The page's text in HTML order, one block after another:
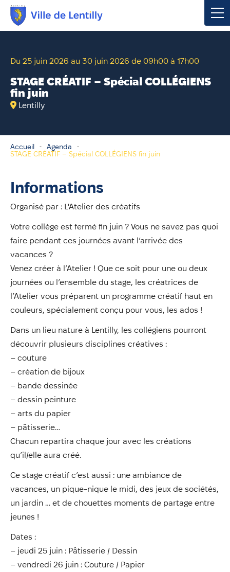
Du 25 juin 2026 au 30 juin 2026 de 09h00 à 17h00
STAGE CRÉATIF – Spécial COLLÉGIENS
fin juin
Lentilly
Accueil
Agenda
STAGE CRÉATIF – Spécial COLLÉGIENS fin juin
Informations
Organisé par : L'Atelier des créatifs
Votre collège est fermé fin juin ? Vous ne savez pas quoi
faire pendant ces journées avant l’arrivée des
vacances ?
Venez créer à l’Atelier ! Que ce soit pour une ou deux
journées ou l’ensemble du stage, les créatrices de
l’Atelier vous préparent un programme créatif haut en
couleurs, spécialement conçu pour vous, les ados !
Dans un lieu nature à Lentilly, les collégiens pourront
découvrir plusieurs disciplines créatives :
– couture
– création de bijoux
– bande dessinée
– dessin peinture
– arts du papier
– pâtisserie…
Chacun repartira chaque jour avec les créations
qu’il/elle aura créé.
Ce stage créatif c’est aussi : une ambiance de
vacances, un pique-nique le midi, des jeux de sociétés,
un jardin … et de chouettes moments de partage entre
jeunes !
Dates :
– jeudi 25 juin : Pâtisserie / Dessin
– vendredi 26 juin : Couture / Papier
Vivre à Lentilly
Loisirs, Culture & Sport
Contacter votre mairie
Annuaire
Démarches